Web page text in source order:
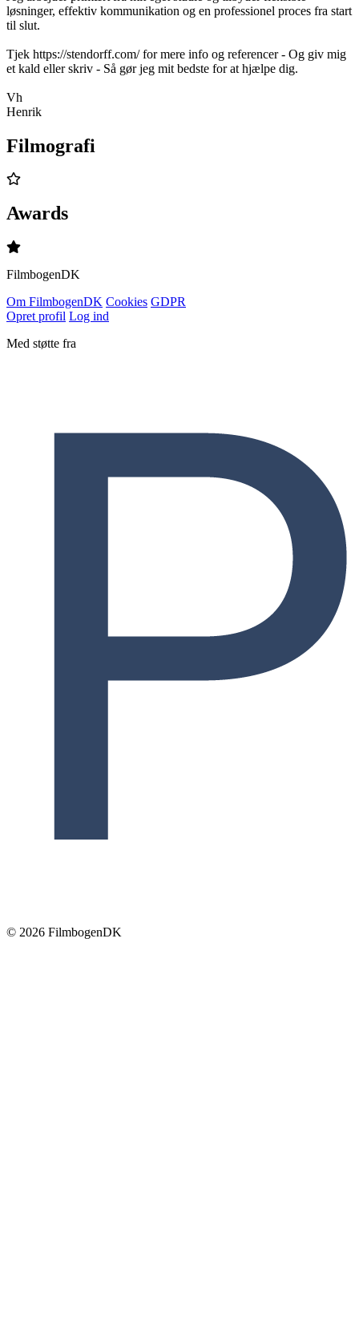
løsninger, effektiv kommunikation og en professionel proces fra start
til slut.
Tjek https://stendorff.com/ for mere info og referencer - Og giv mig
et kald eller skriv - Så gør jeg mit bedste for at hjælpe dig.
Vh
Henrik
Filmografi
Awards
FilmbogenDK
Om FilmbogenDK Cookies GDPR
Opret profil Log ind
Med støtte fra
© 2026 FilmbogenDK